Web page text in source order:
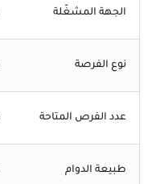
الجهة المشغّلة
نوع الفرصة
عدد الفرص المتاحة
طبيعة الدوام